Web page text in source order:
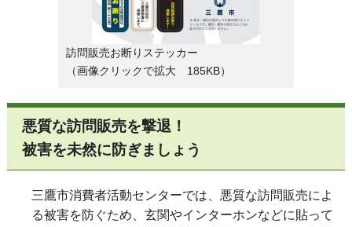
訪問販売お断りステッカー
（画像クリックで拡大 185KB）
悪質な訪問販売を撃退！
被害を未然に防ぎましょう
三鷹市消費者活動センターでは、悪質な訪問販売によ
る被害を防ぐため、玄関やインターホンなどに貼って